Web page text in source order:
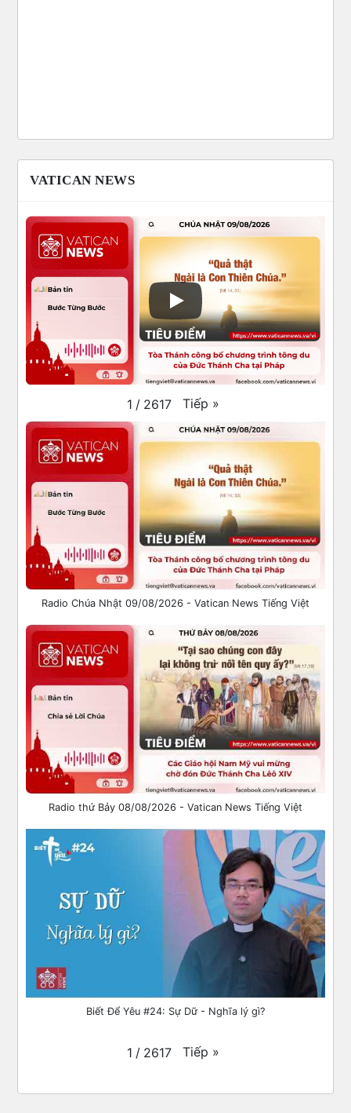
VATICAN NEWS
1 / 2617 Tiếp »
Radio Chúa Nhật 09/08/2026 - Vatican News Tiếng Việt
Radio thứ Bảy 08/08/2026 - Vatican News Tiếng Việt
Biết Để Yêu #24: Sự Dữ - Nghĩa lý gì?
1 / 2617 Tiếp »